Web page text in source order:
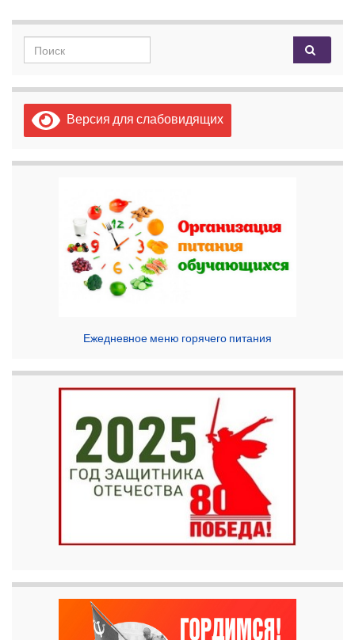
Search for:
Версия для слабовидящих
Ежедневное меню горячего питания